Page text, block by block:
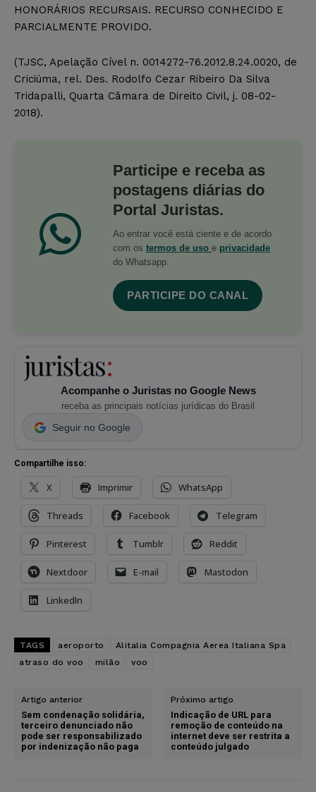
HONORÁRIOS RECURSAIS. RECURSO CONHECIDO E
PARCIALMENTE PROVIDO.
(TJSC, Apelação Cível n. 0014272-76.2012.8.24.0020, de
Criciúma, rel. Des. Rodolfo Cezar Ribeiro Da Silva
Tridapalli, Quarta Câmara de Direito Civil, j. 08-02-
2018).
Participe e receba as
postagens diárias do
Portal Juristas.
Ao entrar você está ciente e de acordo
com os termos de uso e privacidade
do Whatsapp.
PARTICIPE DO CANAL
Acompanhe o Juristas no Google News
receba as principais notícias jurídicas do Brasil
Seguir no Google
Compartilhe isso:
X Imprimir WhatsApp
Threads Facebook Telegram
Pinterest Tumblr Reddit
Nextdoor E-mail Mastodon
LinkedIn
TAGS aeroporto
Alitalia Compagnia Aerea Italiana Spa
atraso do voo
milão voo
Artigo anterior
Sem condenação solidária,
terceiro denunciado não
pode ser responsabilizado
por indenização não paga
Próximo artigo
Indicação de URL para
remoção de conteúdo na
internet deve ser restrita a
conteúdo julgado